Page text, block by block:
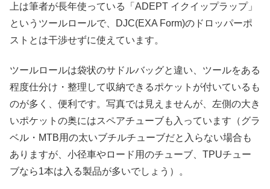
上は筆者が長年使っている「ADEPT イクイップラップ」
というツールロールで、DJC(EXA Form)のドロッパーポ
ストとは干渉せずに使えています。
ツールロールは袋状のサドルバッグと違い、ツールをある
程度仕分け・整理して収納できるポケットが付いているも
のが多く、便利です。写真では見えませんが、左側の大き
いポケットの奥にはスペアチューブも入っています（グラ
ベル・MTB用の太いブチルチューブだと入らない場合も
ありますが、小径車やロード用のチューブ、TPUチュー
ブなら1本は入る製品が多いでしょう）。